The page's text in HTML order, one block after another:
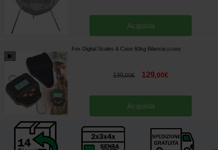
Acquista
Fox Digital Scales & Case 60kg Bilancia 212440]
139,00€ 129,00€
Acquista